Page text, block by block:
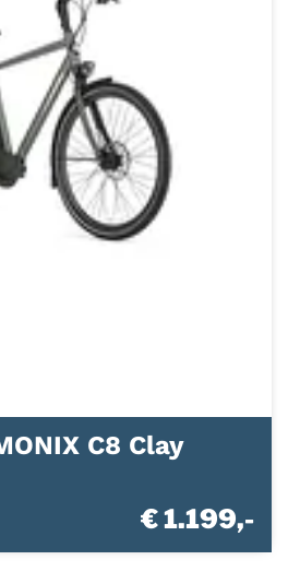
C8 Clay
€ 1.199,-